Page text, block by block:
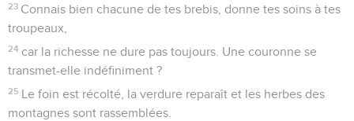
23 Connais bien chacune de tes brebis, donne tes soins à tes
troupeaux,
24 car la richesse ne dure pas toujours. Une couronne se
transmet-elle indéfiniment ?
25 Le foin est récolté, la verdure reparaît et les herbes des
montagnes sont rassemblées.